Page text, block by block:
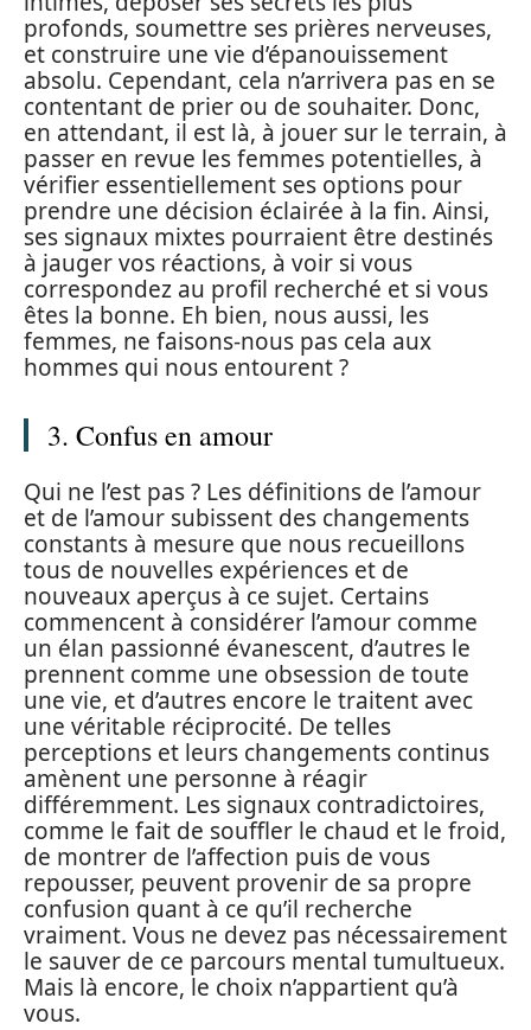
profonds, soumettre ses prières nerveuses,
et construire une vie d’épanouissement
absolu. Cependant, cela n’arrivera pas en se
contentant de prier ou de souhaiter. Donc,
en attendant, il est là, à jouer sur le terrain, à
passer en revue les femmes potentielles, à
vérifier essentiellement ses options pour
prendre une décision éclairée à la fin. Ainsi,
ses signaux mixtes pourraient être destinés
à jauger vos réactions, à voir si vous
correspondez au profil recherché et si vous
êtes la bonne. Eh bien, nous aussi, les
femmes, ne faisons-nous pas cela aux
hommes qui nous entourent ?
3. Confus en amour
Qui ne l’est pas ? Les définitions de l’amour
et de l’amour subissent des changements
constants à mesure que nous recueillons
tous de nouvelles expériences et de
nouveaux aperçus à ce sujet. Certains
commencent à considérer l’amour comme
un élan passionné évanescent, d’autres le
prennent comme une obsession de toute
une vie, et d’autres encore le traitent avec
une véritable réciprocité. De telles
perceptions et leurs changements continus
amènent une personne à réagir
différemment. Les signaux contradictoires,
comme le fait de souffler le chaud et le froid,
de montrer de l’affection puis de vous
repousser, peuvent provenir de sa propre
confusion quant à ce qu’il recherche
vraiment. Vous ne devez pas nécessairement
le sauver de ce parcours mental tumultueux.
Mais là encore, le choix n’appartient qu’à
vous.